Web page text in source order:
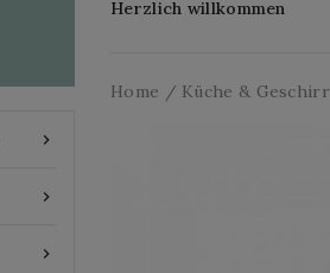



Herzlich willkommen
Home Küche & Geschirr